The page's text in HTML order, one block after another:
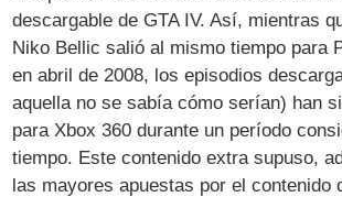
descargable de GTA IV. Así, mientras
Niko Bellic salió al mismo tiempo para
en abril de 2008, los episodios
aquella no se sabía cómo serían) han
para Xbox 360 durante un período
tiempo. Este contenido extra supuso,
las mayores apuestas por el contenido